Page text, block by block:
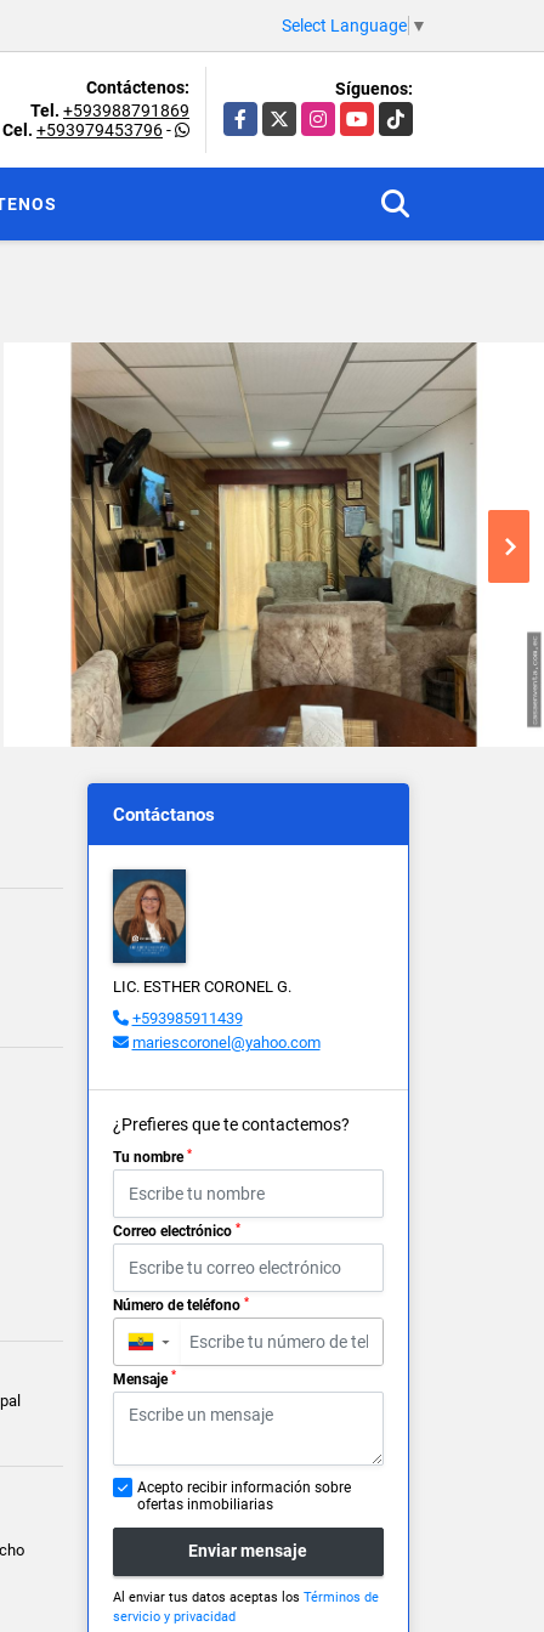
Select Language ▼
Contáctenos:
Tel. +593988791869
Cel. +593979453796-
Síguenos:
Facebook
X InstagramYouTubeTikTok
Contáctanos
LIC. ESTHER CORONEL G.
+593985911439
mariescoronel@yahoo.com
¿Prefieres que te contactemos?
Tu nombre *
Correo electrónico *
Número de teléfono *
▼
Mensaje *
Acepto recibir información sobre
ofertas inmobiliarias
Enviar mensaje
Al enviar tus datos aceptas los Términos de
servicio y privacidad